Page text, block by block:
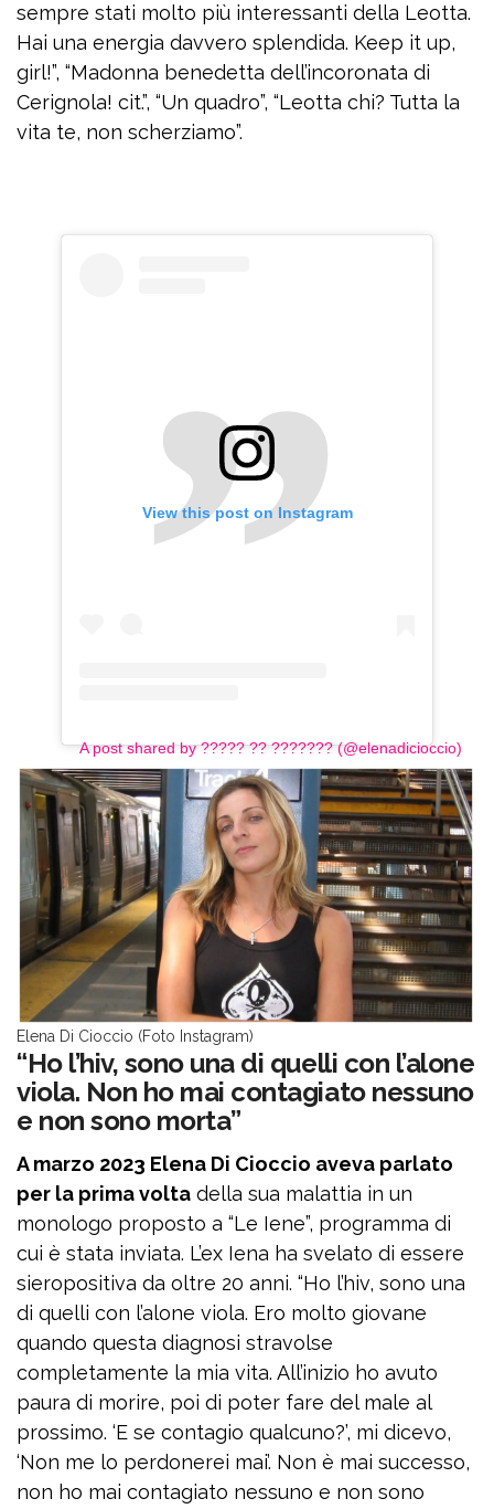
sempre stati molto più interessanti della Leotta.
Hai una energia davvero splendida. Keep it up,
girl!”, “Madonna benedetta dell’incoronata di
Cerignola! cit.”, “Un quadro”, “Leotta chi? Tutta la
vita te, non scherziamo”.
View this post on Instagram
A post shared by ????? ?? ??????? (@elenadicioccio)
Elena Di Cioccio (Foto Instagram)
“Ho l’hiv, sono una di quelli con l’alone
viola. Non ho mai contagiato nessuno
e non sono morta”
A marzo 2023 Elena Di Cioccio aveva parlato
per la prima volta della sua malattia in un
monologo proposto a “Le Iene”, programma di
cui è stata inviata. L’ex Iena ha svelato di essere
sieropositiva da oltre 20 anni. “Ho l’hiv, sono una
di quelli con l’alone viola. Ero molto giovane
quando questa diagnosi stravolse
completamente la mia vita. All’inizio ho avuto
paura di morire, poi di poter fare del male al
prossimo. ‘E se contagio qualcuno?’, mi dicevo,
‘Non me lo perdonerei mai’. Non è mai successo,
non ho mai contagiato nessuno e non sono